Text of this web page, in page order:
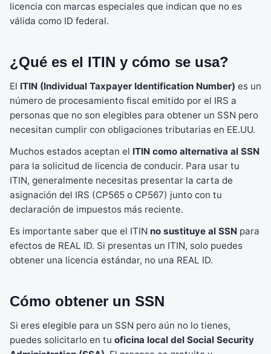
licencia con marcas especiales que indican que no es
válida como ID federal.
¿Qué es el ITIN y cómo se usa?
El ITIN (Individual Taxpayer Identification Number) es un
número de procesamiento fiscal emitido por el IRS a
personas que no son elegibles para obtener un SSN pero
necesitan cumplir con obligaciones tributarias en EE.UU.
Muchos estados aceptan el ITIN como alternativa al SSN
para la solicitud de licencia de conducir. Para usar tu
ITIN, generalmente necesitas presentar la carta de
asignación del IRS (CP565 o CP567) junto con tu
declaración de impuestos más reciente.
Es importante saber que el ITIN no sustituye al SSN para
efectos de REAL ID. Si presentas un ITIN, solo puedes
obtener una licencia estándar, no una REAL ID.
Cómo obtener un SSN
Si eres elegible para un SSN pero aún no lo tienes,
puedes solicitarlo en tu oficina local del Social Security